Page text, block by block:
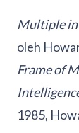
Multiple
oleh
Frame of
1985,